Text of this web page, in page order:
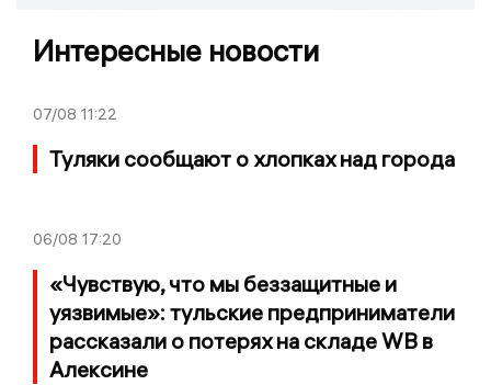
Интересные новости
07/08 11:22
Туляки сообщают о хлопках над города
06/08 17:20
«Чувствую, что мы беззащитные и
уязвимые»: тульские предприниматели
рассказали о потерях на складе WB в
Алексине